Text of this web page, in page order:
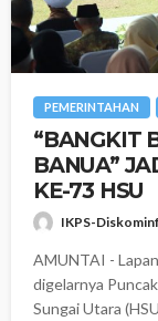
PEMERINTAHAN
“BANGKIT
BANUA”
KE-73 HSU
IKPS-
AMUNTAI -
digelarnya
Sungai Utara